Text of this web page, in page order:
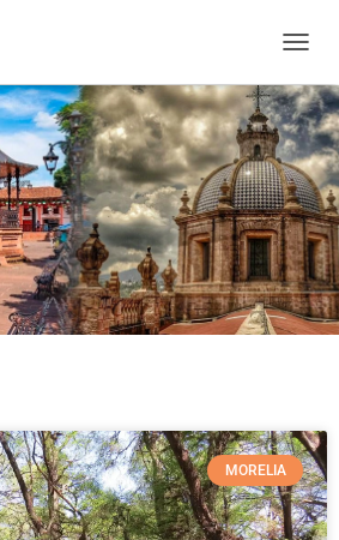
O
G
G
L
E
N
A
V
I
G
A
T
más de doscientos cincuenta arcos a
comenzó hace más de
años.
MORELIA